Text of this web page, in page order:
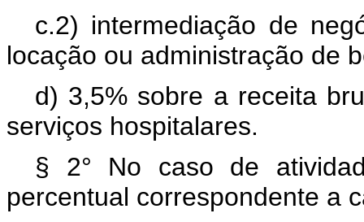
c.2) intermediação de
locação ou administração de
d) 3,5% sobre a receita
serviços hospitalares.
§ 2° No caso de
percentual correspondente a